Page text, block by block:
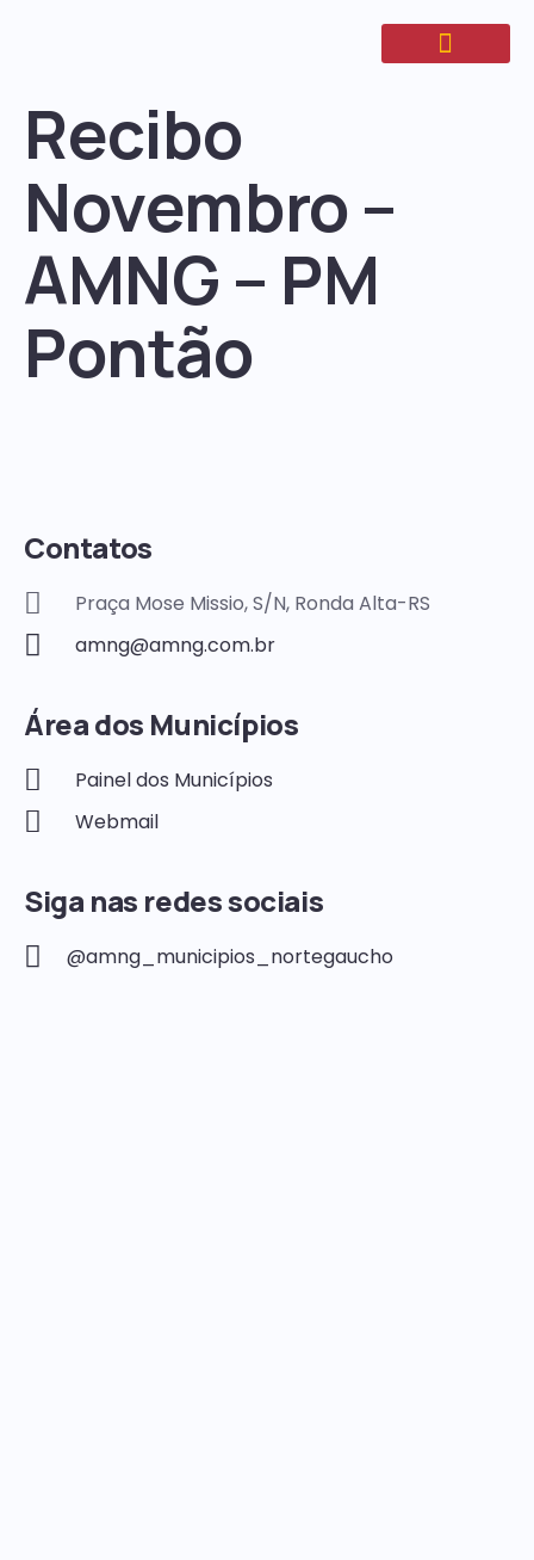
Recibo
Novembro –
AMNG – PM
Pontão
Contatos
Praça Mose Missio, S/N, Ronda Alta-RS
amng@amng.com.br
Área dos Municípios
Painel dos Municípios
Webmail
Siga nas redes sociais
@amng_municipios_nortegaucho